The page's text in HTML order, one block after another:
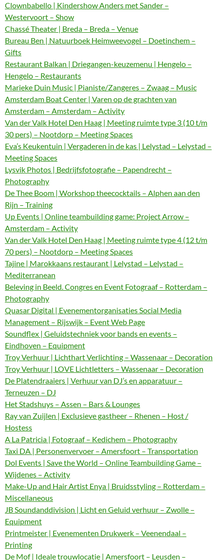
Clownbabello | Kindershow Anders met Sander –
Westervoort – Show
Chassé Theater | Breda – Breda – Venue
Bureau Ben | Natuurboek Heimweevogel – Doetinchem –
Gifts
Restaurant Balkan | Driegangen-keuzemenu | Hengelo –
Hengelo – Restaurants
Marieke Duin Music | Pianiste/Zangeres – Zwaag – Music
Amsterdam Boat Center | Varen op de grachten van
Amsterdam – Amsterdam – Activity
Van der Valk Hotel Den Haag | Meeting ruimte type 3 (10 t/m
30 pers) – Nootdorp – Meeting Spaces
Eva’s Keukentuin | Vergaderen in de kas | Lelystad – Lelystad –
Meeting Spaces
Lysvik Photos | Bedrijfsfotografie – Papendrecht –
Photography
De Thee Boom | Workshop theecocktails – Alphen aan den
Rijn – Training
Up Events | Online teambuilding game: Project Arrow –
Amsterdam – Activity
Van der Valk Hotel Den Haag | Meeting ruimte type 4 (12 t/m
70 pers) – Nootdorp – Meeting Spaces
Tajine | Marokkaans restaurant | Lelystad – Lelystad –
Mediterranean
Beleving in Beeld. Congres en Event Fotograaf – Rotterdam –
Photography
Quasar Digital | Evenementorganisaties Social Media
Management – Rijswijk – Event Web Page
Soundflex | Geluidstechniek voor bands en events –
Eindhoven – Equipment
Troy Verhuur | Lichthart Verlichting – Wassenaar – Decoration
Troy Verhuur | LOVE Lichtletters – Wassenaar – Decoration
De Platendraaiers | Verhuur van DJ’s en apparatuur –
Terneuzen – DJ
Het Stadshuys – Assen – Bars & Lounges
Ray van Zuijlen | Exclusieve gastheer – Rhenen – Host /
Hostess
A La Patricia | Fotograaf – Kedichem – Photography
Taxi DA | Personenvervoer – Amersfoort – Transportation
Dol Events | Save the World – Online Teambuilding Game –
Wijdenes – Activity
Make-Up and Hair Artist Enya | Bruidsstyling – Rotterdam –
Miscellaneous
JB Soundanddivision | Licht en Geluid verhuur – Zwolle –
Equipment
Printmeister | Evenementen Drukwerk – Veenendaal –
Printing
De Mof | Ideale trouwlocatie | Amersfoort – Leusden –